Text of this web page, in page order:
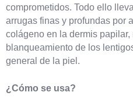
comprometidos. Todo ello
arrugas finas y profundas por
colágeno en la dermis
blanqueamiento de los
general de la piel.
¿Cómo se usa?